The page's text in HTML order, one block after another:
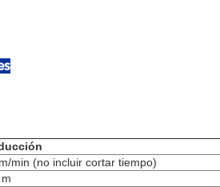
min (no incluir cortar tiempo)